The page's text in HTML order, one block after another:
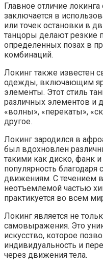
Главное отличие локинга
заключается в
или точек остановки в
танцоры делают резкие
определенных позах в
комбинаций.
Локинг также известен
одежды, включающим
элементы. Этот стиль
различных элементов и
«волны», «перекаты»,
другое.
Локинг зародился в
был вдохновлен
такими как диско, фанк
популярность
движениям. С течением
неотъемлемой частью
практикуется во всем
Локинг является не
самовыражения. Это
искусство, которое
индивидуальность и
через движения тела.